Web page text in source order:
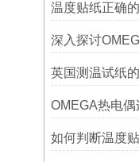
温度贴纸正确
英国测温试纸
如何判断温度